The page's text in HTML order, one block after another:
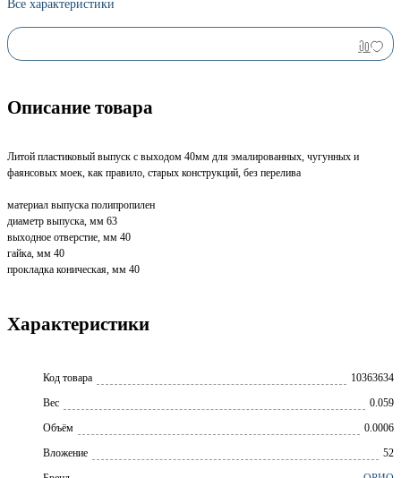
Все характеристики
Описание товара
Литой пластиковый выпуск с выходом 40мм для эмалированных, чугунных и
фаянсовых моек, как правило, старых конструкций, без перелива
материал выпуска полипропилен
диаметр выпуска, мм 63
выходное отверстие, мм 40
гайка, мм 40
прокладка коническая, мм 40
Характеристики
Код товара
10363634
Вес
0.059
Объём
0.0006
Вложение
52